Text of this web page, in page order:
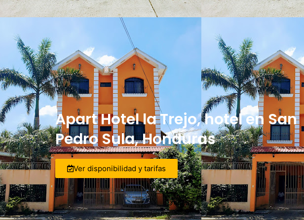
Apart Hotel la Trejo, hotel en San
Pedro Sula, Honduras
Ver disponibilidad y tarifas